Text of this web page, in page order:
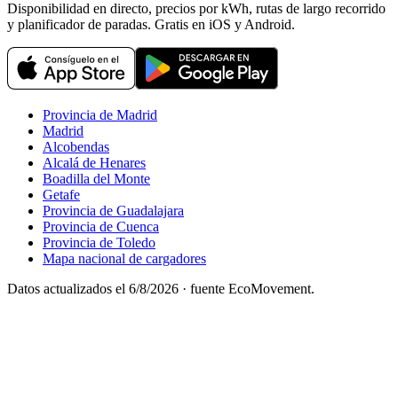
Disponibilidad en directo, precios por kWh, rutas de largo recorrido
y planificador de paradas. Gratis en iOS y Android.
Provincia de Madrid
Madrid
Alcobendas
Alcalá de Henares
Boadilla del Monte
Getafe
Provincia de Guadalajara
Provincia de Cuenca
Provincia de Toledo
Mapa nacional de cargadores
Datos actualizados el 6/8/2026 · fuente EcoMovement.